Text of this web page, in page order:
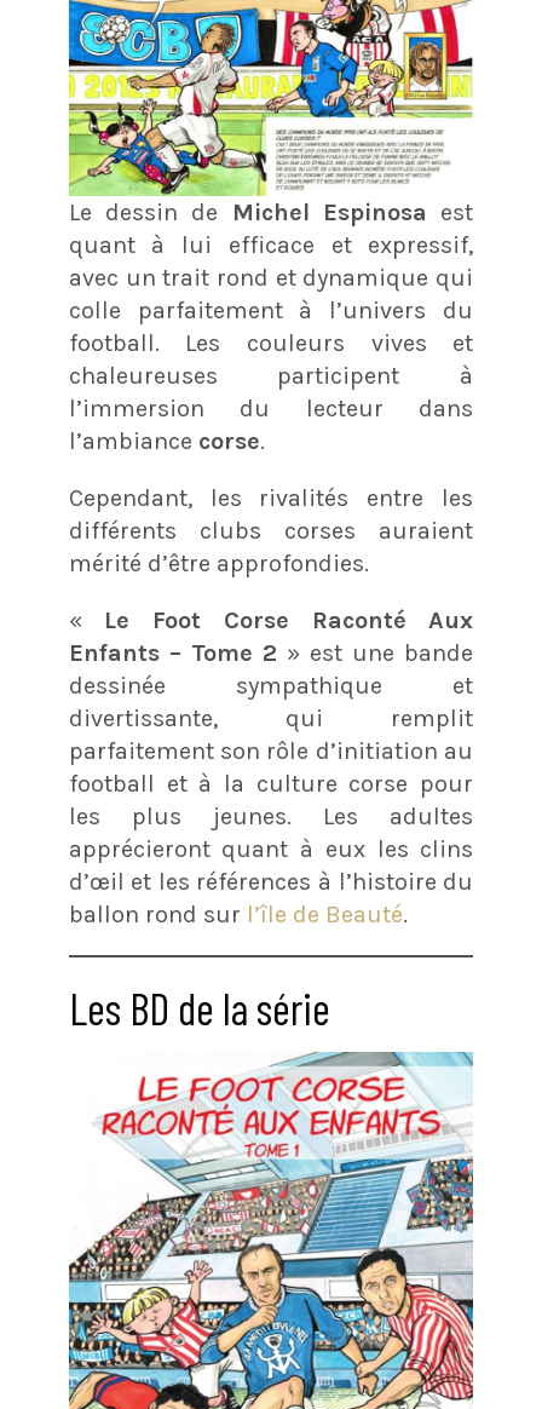
Le dessin de Michel Espinosa est
quant à lui efficace et expressif,
avec un trait rond et dynamique qui
colle parfaitement à l’univers du
football. Les couleurs vives et
chaleureuses participent à
l’immersion du lecteur dans
l’ambiance corse.
Cependant, les rivalités entre les
différents clubs corses auraient
mérité d’être approfondies.
« Le Foot Corse Raconté Aux
Enfants – Tome 2 » est une bande
dessinée sympathique et
divertissante, qui remplit
parfaitement son rôle d’initiation au
football et à la culture corse pour
les plus jeunes. Les adultes
apprécieront quant à eux les clins
d’œil et les références à l’histoire du
ballon rond sur l’île de Beauté.
Les BD de la série